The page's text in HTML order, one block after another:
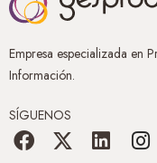
Empresa especializada en
Información.
SÍGUENOS